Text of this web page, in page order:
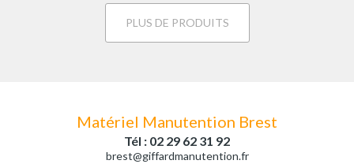
PLUS DE PRODUITS
Matériel Manutention Brest
Tél : 02 29 62 31 92
brest@giffardmanutention.fr